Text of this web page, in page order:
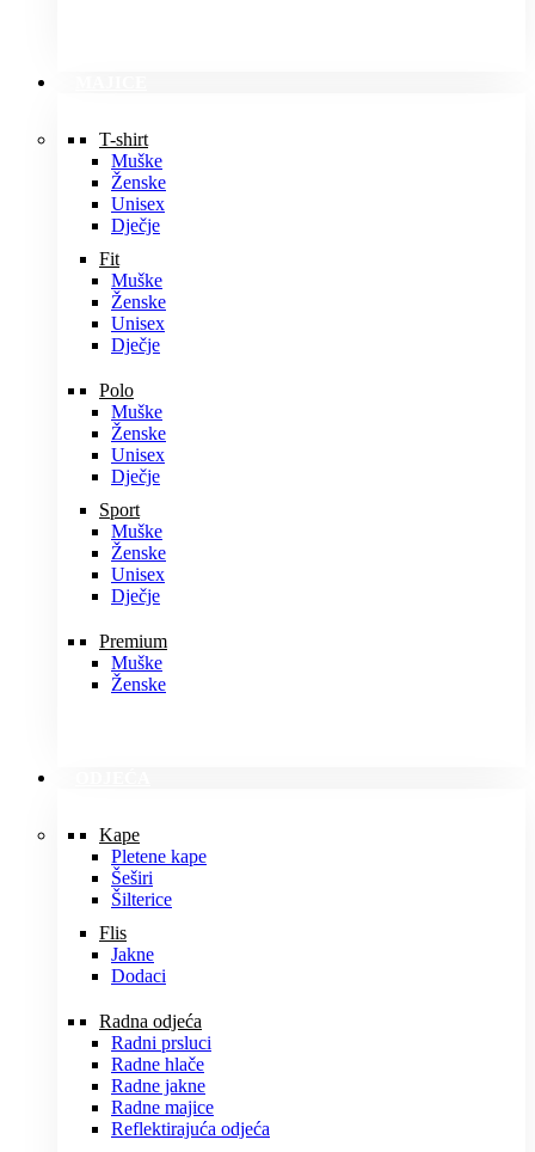
T-shirt
Muške
Ženske
Unisex
Dječje
Fit
Muške
Ženske
Unisex
Dječje
Polo
Muške
Ženske
Unisex
Dječje
Sport
Muške
Ženske
Unisex
Dječje
Premium
Muške
Ženske
Kape
Pletene kape
Šeširi
Šilterice
Flis
Jakne
Dodaci
Radna odjeća
Radni prsluci
Radne hlače
Radne jakne
Radne majice
Reflektirajuća odjeća